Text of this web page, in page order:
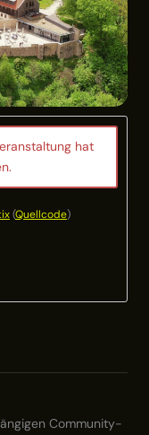
hat
(Quellcode)
Community-